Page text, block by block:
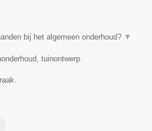
bij het algemeen onderhoud? ▼
tuinontwerp